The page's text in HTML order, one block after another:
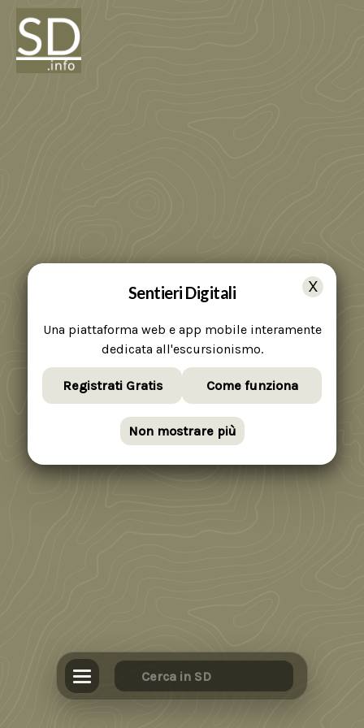
Sentieri Digitali
Una piattaforma web e app mobile interamente
dedicata all'escursionismo.
Registrati Gratis Come funziona
Non mostrare più